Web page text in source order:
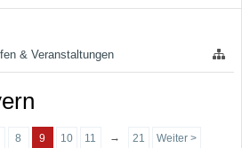
& Veranstaltungen
8 9 10 11 → 21 Weiter >